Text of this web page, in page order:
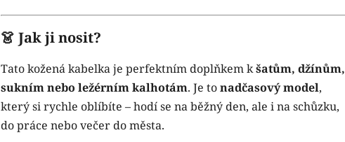
👗 Jak ji nosit?
Tato kožená kabelka je perfektním doplňkem kšatům, džínům,
sukním nebo ležérním kalhotám. Je tonadčasový model,
který si rychle oblíbíte – hodí se na běžný den, ale i na schůzku,
do práce nebo večer do města.